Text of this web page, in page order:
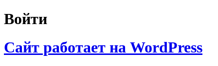
Войти
Сайт работает на WordPress